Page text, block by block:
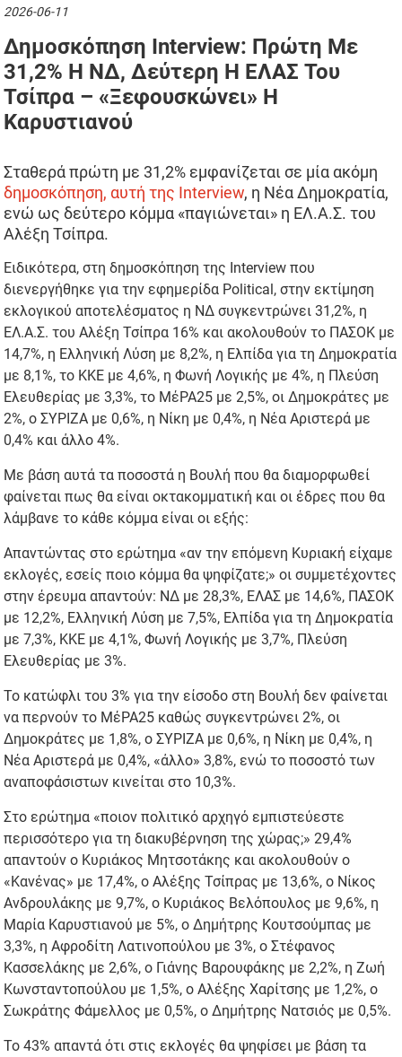
2026-06-11
Δημοσκόπηση Interview: Πρώτη Με
31,2% Η ΝΔ, Δεύτερη Η ΕΛΑΣ Του
Τσίπρα – «Ξεφουσκώνει» Η
Καρυστιανού
Σταθερά πρώτη με 31,2% εμφανίζεται σε μία ακόμη
δημοσκόπηση, αυτή της Interview, η Νέα Δημοκρατία,
ενώ ως δεύτερο κόμμα «παγιώνεται» η ΕΛ.Α.Σ. του
Αλέξη Τσίπρα.
Ειδικότερα, στη δημοσκόπηση της Interview που
διενεργήθηκε για την εφημερίδα Political, στην εκτίμηση
εκλογικού αποτελέσματος η ΝΔ συγκεντρώνει 31,2%, η
ΕΛ.Α.Σ. του Αλέξη Τσίπρα 16% και ακολουθούν το ΠΑΣΟΚ με
14,7%, η Ελληνική Λύση με 8,2%, η Ελπίδα για τη Δημοκρατία
με 8,1%, το ΚΚΕ με 4,6%, η Φωνή Λογικής με 4%, η Πλεύση
Ελευθερίας με 3,3%, το ΜέΡΑ25 με 2,5%, οι Δημοκράτες με
2%, ο ΣΥΡΙΖΑ με 0,6%, η Νίκη με 0,4%, η Νέα Αριστερά με
0,4% και άλλο 4%.
Με βάση αυτά τα ποσοστά η Βουλή που θα διαμορφωθεί
φαίνεται πως θα είναι οκτακομματική και οι έδρες που θα
λάμβανε το κάθε κόμμα είναι οι εξής:
Απαντώντας στο ερώτημα «αν την επόμενη Κυριακή είχαμε
εκλογές, εσείς ποιο κόμμα θα ψηφίζατε;» οι συμμετέχοντες
στην έρευμα απαντούν: ΝΔ με 28,3%, ΕΛΑΣ με 14,6%, ΠΑΣΟΚ
με 12,2%, Ελληνική Λύση με 7,5%, Ελπίδα για τη Δημοκρατία
με 7,3%, ΚΚΕ με 4,1%, Φωνή Λογικής με 3,7%, Πλεύση
Ελευθερίας με 3%.
Το κατώφλι του 3% για την είσοδο στη Βουλή δεν φαίνεται
να περνούν το ΜέΡΑ25 καθώς συγκεντρώνει 2%, οι
Δημοκράτες με 1,8%, ο ΣΥΡΙΖΑ με 0,6%, η Νίκη με 0,4%, η
Νέα Αριστερά με 0,4%, «άλλο» 3,8%, ενώ το ποσοστό των
αναποφάσιστων κινείται στο 10,3%.
Στο ερώτημα «ποιον πολιτικό αρχηγό εμπιστεύεστε
περισσότερο για τη διακυβέρνηση της χώρας;» 29,4%
απαντούν ο Κυριάκος Μητσοτάκης και ακολουθούν ο
«Κανένας» με 17,4%, ο Αλέξης Τσίπρας με 13,6%, ο Νίκος
Ανδρουλάκης με 9,7%, ο Κυριάκος Βελόπουλος με 9,6%, η
Μαρία Καρυστιανού με 5%, ο Δημήτρης Κουτσούμπας με
3,3%, η Αφροδίτη Λατινοπούλου με 3%, ο Στέφανος
Κασσελάκης με 2,6%, ο Γιάνης Βαρουφάκης με 2,2%, η Ζωή
Κωνσταντοπούλου με 1,5%, ο Αλέξης Χαρίτσης με 1,2%, ο
Σωκράτης Φάμελλος με 0,5%, ο Δημήτρης Νατσιός με 0,5%.
Το 43% απαντά ότι στις εκλογές θα ψηφίσει με βάση τα